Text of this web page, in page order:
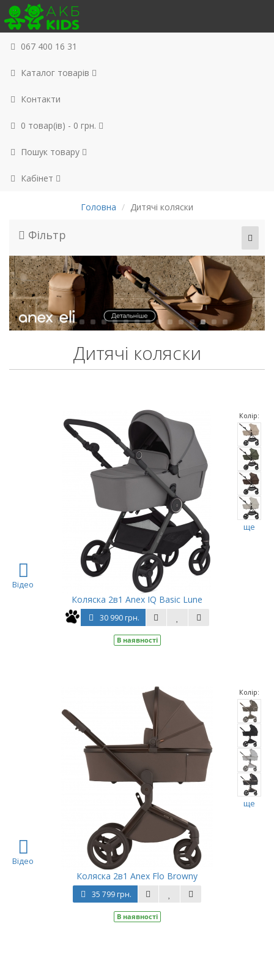
067 400 16 31
Каталог товарів
Контакти
0 товар(ів) - 0 грн.
Пошук товару
Кабінет
Головна Дитячі коляски
Фільтр
Дитячі коляски
Колір:
ще
Відео
Коляска 2в1 Anex IQ Basic Lune
30 990 грн.
В наявності
Колір:
ще
Відео
Коляска 2в1 Anex Flo Browny
35 799 грн.
В наявності